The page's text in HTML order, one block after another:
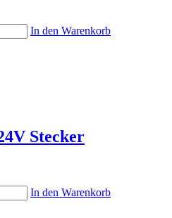
In den Warenkorb
Stecker
In den Warenkorb